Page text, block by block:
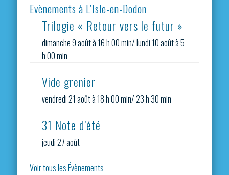
Evènements à L’Isle-en-Dodon
Trilogie « Retour vers le futur »
dimanche 9 août à 16 h 00 min/lundi 10 août à 5
h 00 min
Vide grenier
vendredi 21 août à 18 h 00 min/23 h 30 min
31 Note d’été
jeudi 27 août
Voir tous les Évènements